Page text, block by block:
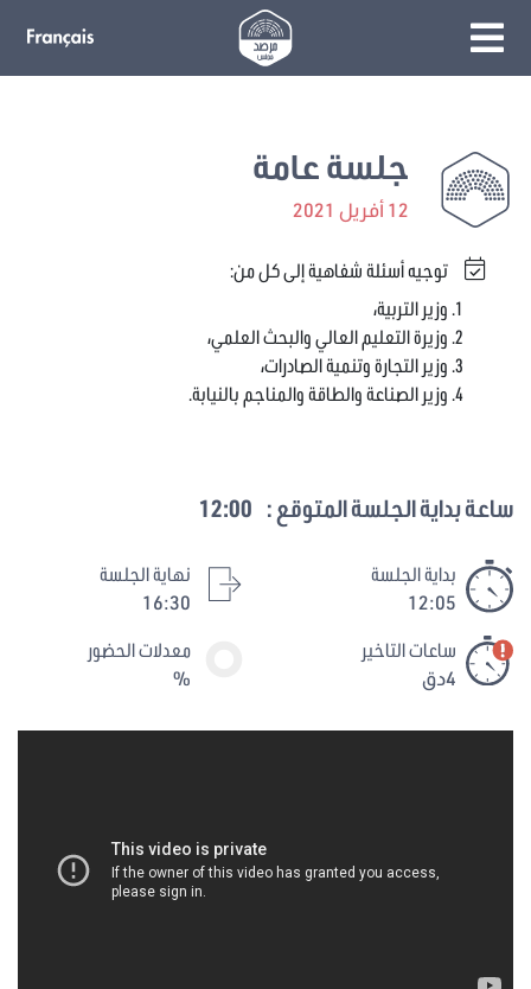
جلسة عامة
12 أفريل 2021
توجيه أسئلة شفاهية إلى كل من:
وزير التربية،
وزيرة التعليم العالي والبحث العلمي،
وزير التجارة وتنمية الصادرات،
وزير الصناعة والطاقة والمناجم بالنيابة.
ساعة بداية الجلسة المتوقع : 12:00
بداية الجلسة
12:05
نهاية الجلسة
16:30
ساعات التاخير
4دق
معدلات الحضور
%